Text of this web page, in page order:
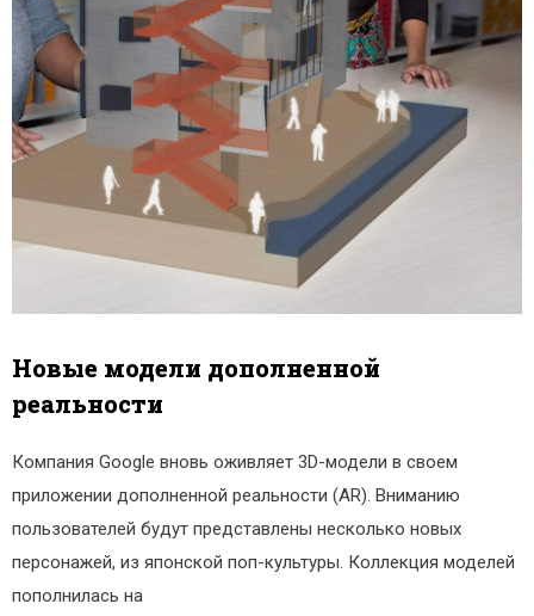
Новые модели дополненной
реальности
Компания Google вновь оживляет 3D-модели в своем
приложении дополненной реальности (AR). Вниманию
пользователей будут представлены несколько новых
персонажей, из японской поп-культуры. Коллекция моделей
пополнилась на